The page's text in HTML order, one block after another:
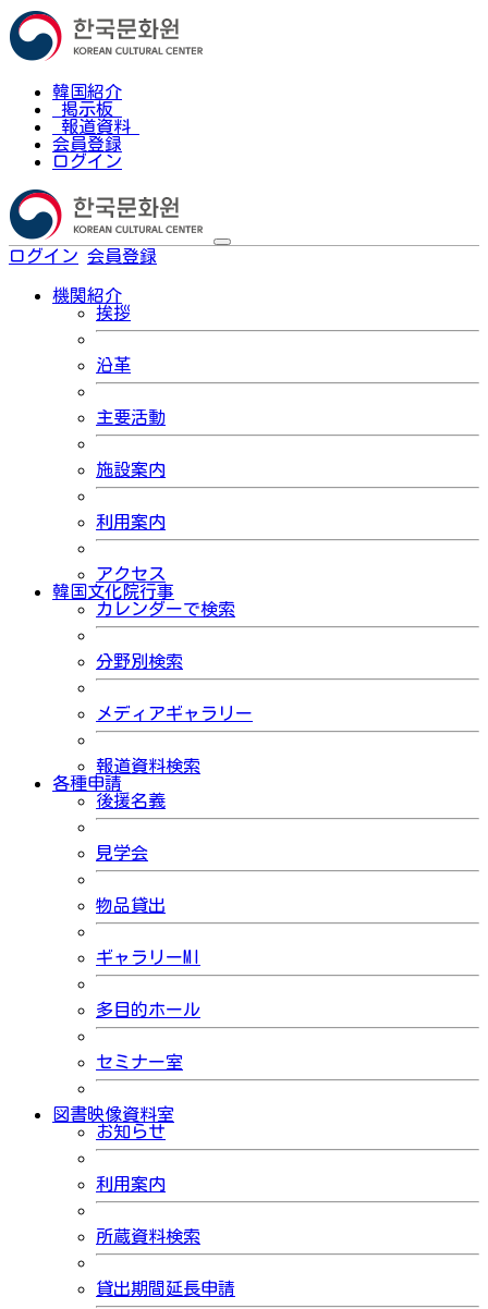
韓国紹介
掲示板
報道資料
会員登録
ログイン
ログイン 会員登録
機関紹介
挨拶
沿革
主要活動
施設案内
利用案内
アクセス
韓国文化院行事
カレンダーで検索
分野別検索
メディアギャラリー
報道資料検索
各種申請
後援名義
見学会
物品貸出
ギャラリーMI
多目的ホール
セミナー室
図書映像資料室
お知らせ
利用案内
所蔵資料検索
貸出期間延長申請